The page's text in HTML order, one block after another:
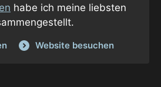
habe ich meine liebsten
Website besuchen